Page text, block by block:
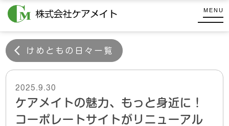
ン
テ
ン
ツ
へ
株
式
会
社
ケ
ア
メ
MENU
けめともの日々一覧
2025.9.30
ケアメイトの魅力、もっと身近に！
コーポレートサイトがリニューアル
式
会
ケ
ア
メ
イ